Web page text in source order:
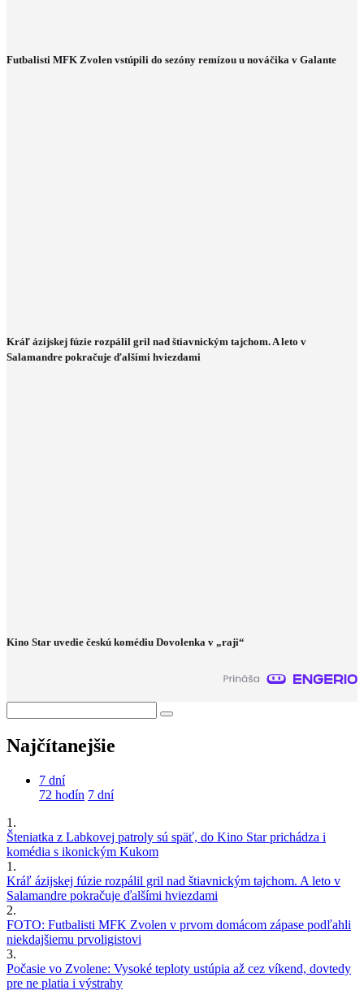
Futbalisti MFK Zvolen vstúpili do sezóny remízou u nováčika v Galante
Kráľ ázijskej fúzie rozpálil gril nad štiavnickým tajchom. A leto v
Salamandre pokračuje ďalšími hviezdami
Kino Star uvedie českú komédiu Dovolenka v „raji“
Najčítanejšie
7 dní
72 hodín 7 dní
1.
Šteniatka z Labkovej patroly sú späť, do Kino Star prichádza i
komédia s ikonickým Kukom
1.
Kráľ ázijskej fúzie rozpálil gril nad štiavnickým tajchom. A leto v
Salamandre pokračuje ďalšími hviezdami
2.
FOTO: Futbalisti MFK Zvolen v prvom domácom zápase podľahli
niekdajšiemu prvoligistovi
3.
Počasie vo Zvolene: Vysoké teploty ustúpia až cez víkend, dovtedy
pre ne platia i výstrahy